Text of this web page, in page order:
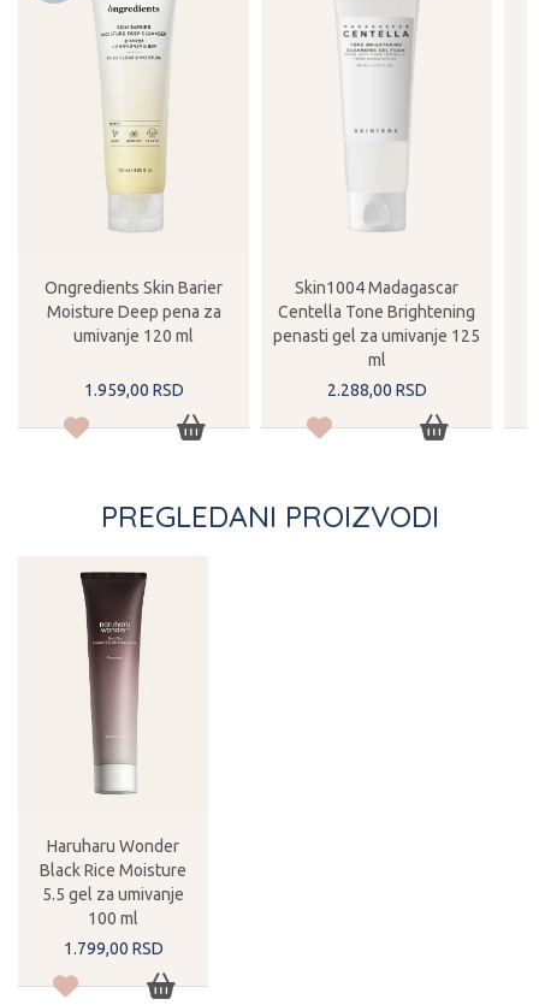
Ongredients Skin Barier
Moisture Deep pena za
umivanje 120 ml
1.959,00 RSD
Skin1004 Madagascar
Centella Tone Brightening
penasti gel za umivanje 125
ml
2.288,00 RSD
PREGLEDANI PROIZVODI
Haruharu Wonder
Black Rice Moisture
5.5 gel za umivanje
100 ml
1.799,00 RSD